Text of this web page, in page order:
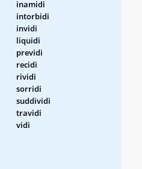
inamidi
intorbidi
invidi
liquidi
previdi
recidi
rividi
sorridi
suddividi
travidi
vidi